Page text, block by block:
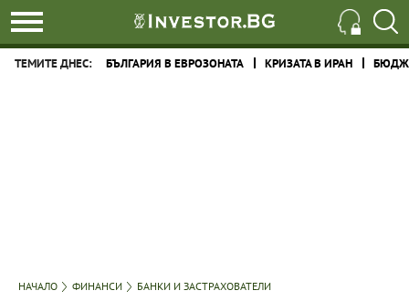
ТЕМИТЕ ДНЕС: БЪЛГАРИЯ В ЕВРОЗОНАТА КРИЗАТА В ИРАН
НАЧАЛО ФИНАНСИ БАНКИ И ЗАСТРАХОВАТЕЛИ